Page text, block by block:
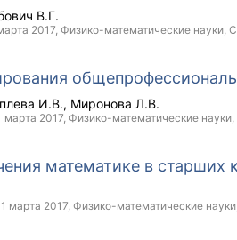
В.Г.
2017, Физико-математические науки,
И.В. Миронова Л.В.
марта 2017, Физико-математические науки,
математике в
марта 2017, Физико-математические